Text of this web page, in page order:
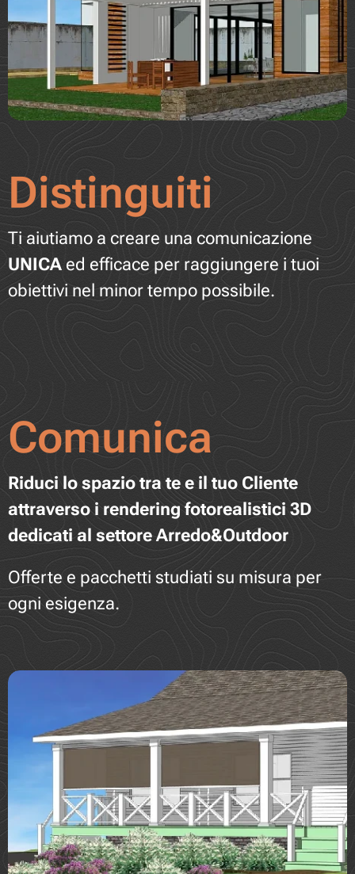
Distinguiti
Ti aiutiamo a creare una comunicazione
UNICA ed efficace per raggiungere i tuoi
obiettivi nel minor tempo possibile.
Comunica
Riduci lo spazio tra te e il tuo Cliente
attraverso i rendering fotorealistici 3D
dedicati al settore Arredo&Outdoor
Offerte e pacchetti studiati su misura per
ogni esigenza.